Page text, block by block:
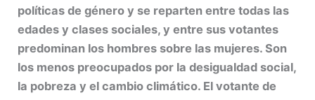
políticas de género y se reparten entre todas las
edades y clases sociales, y entre sus votantes
predominan los hombres sobre las mujeres. Son
los menos preocupados por la desigualdad social,
la pobreza y el cambio climático. El votante de